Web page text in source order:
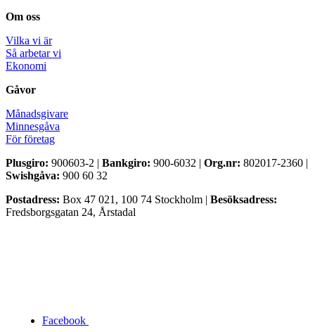
Om oss
Vilka vi är
Så arbetar vi
Ekonomi
Gåvor
Månadsgivare
Minnesgåva
För företag
Plusgiro: 900603-2 | Bankgiro: 900-6032 | Org.nr: 802017-2360 |
Swishgåva: 900 60 32
Postadress: Box 47 021, 100 74 Stockholm | Besöksadress:
Fredsborgsgatan 24, Årstadal
Facebook